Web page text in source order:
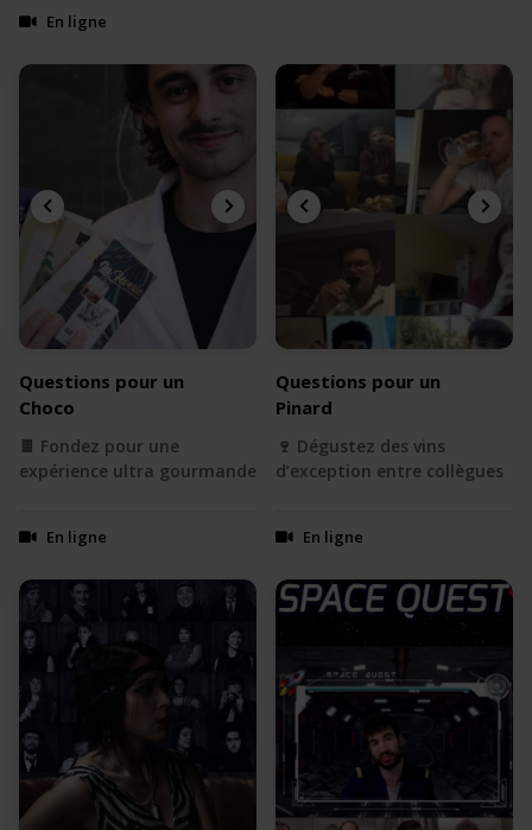
En ligne
Questions pour un
Choco
🍫 Fondez pour une
expérience ultra gourmande
En ligne
Questions pour un
Pinard
🍷 Dégustez des vins
d’exception entre collègues
En ligne